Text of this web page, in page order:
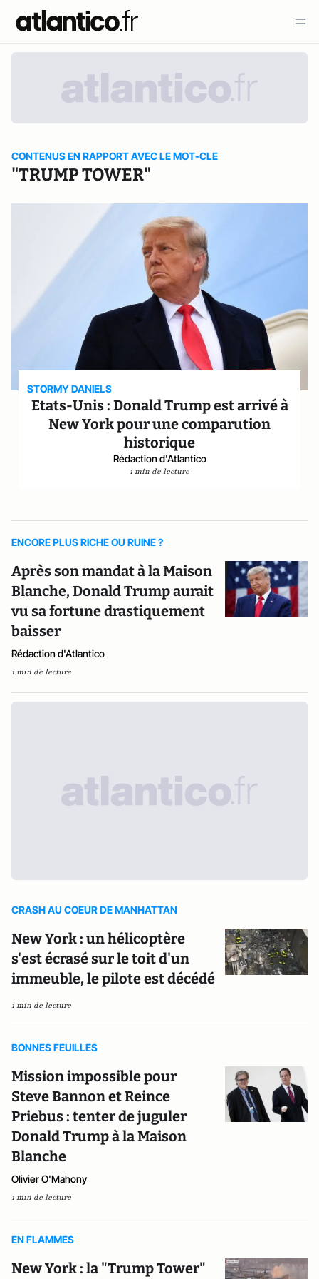
CONTENUS EN RAPPORT AVEC LE MOT-CLE
"TRUMP TOWER"
STORMY DANIELS
Etats-Unis : Donald Trump est arrivé à
New York pour une comparution
historique
Rédaction d'Atlantico
1 min de lecture
ENCORE PLUS RICHE OU RUINE ?
Après son mandat à la Maison
Blanche, Donald Trump aurait
vu sa fortune drastiquement
baisser
Rédaction d'Atlantico
1 min de lecture
CRASH AU COEUR DE MANHATTAN
New York : un hélicoptère
s'est écrasé sur le toit d'un
immeuble, le pilote est décédé
1 min de lecture
BONNES FEUILLES
Mission impossible pour
Steve Bannon et Reince
Priebus : tenter de juguler
Donald Trump à la Maison
Blanche
Olivier O'Mahony
1 min de lecture
EN FLAMMES
New York : la "Trump Tower"